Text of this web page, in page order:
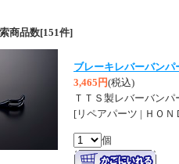
商品数[151件]
ブレーキレバーバン
3,465円(税込)
ＴＴＳ製レバーバン
[リペアパーツ | ＨＯＮ
個